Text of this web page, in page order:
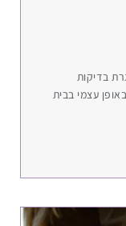
לסגל שגרת בדיקות
עצמי בבית